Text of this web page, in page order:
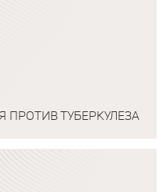
ПРОТИВ ТУБЕРКУЛЕЗА